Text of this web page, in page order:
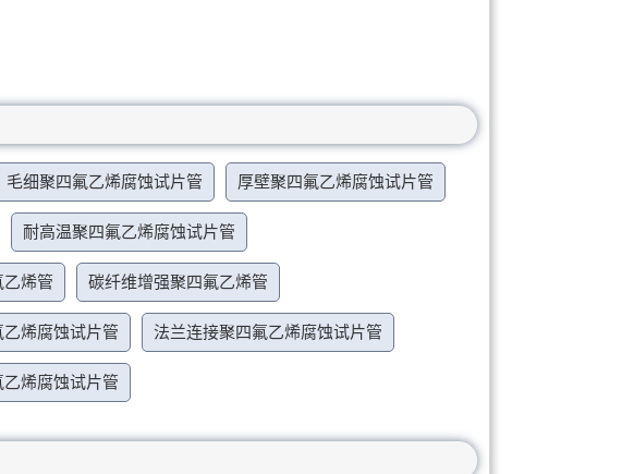
毛细聚四氟乙烯腐蚀试片管 厚壁聚四氟乙烯腐蚀试片管
耐高温聚四氟乙烯腐蚀试片管
烯管 碳纤维增强聚四氟乙烯管
烯腐蚀试片管 法兰连接聚四氟乙烯腐蚀试片管
烯腐蚀试片管